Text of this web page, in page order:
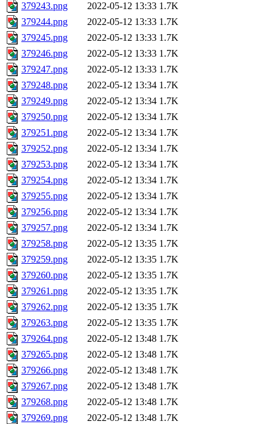
379243.png
2022-05-12 13:33 1.7K
379244.png
2022-05-12 13:33 1.7K
379245.png
2022-05-12 13:33 1.7K
379246.png
2022-05-12 13:33 1.7K
379247.png
2022-05-12 13:33 1.7K
379248.png
2022-05-12 13:34 1.7K
379249.png
2022-05-12 13:34 1.7K
379250.png
2022-05-12 13:34 1.7K
379251.png
2022-05-12 13:34 1.7K
379252.png
2022-05-12 13:34 1.7K
379253.png
2022-05-12 13:34 1.7K
379254.png
2022-05-12 13:34 1.7K
379255.png
2022-05-12 13:34 1.7K
379256.png
2022-05-12 13:34 1.7K
379257.png
2022-05-12 13:34 1.7K
379258.png
2022-05-12 13:35 1.7K
379259.png
2022-05-12 13:35 1.7K
379260.png
2022-05-12 13:35 1.7K
379261.png
2022-05-12 13:35 1.7K
379262.png
2022-05-12 13:35 1.7K
379263.png
2022-05-12 13:35 1.7K
379264.png
2022-05-12 13:48 1.7K
379265.png
2022-05-12 13:48 1.7K
379266.png
2022-05-12 13:48 1.7K
379267.png
2022-05-12 13:48 1.7K
379268.png
2022-05-12 13:48 1.7K
379269.png
2022-05-12 13:48 1.7K